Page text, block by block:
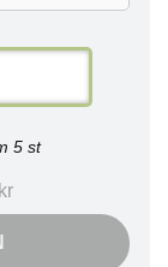
5 st